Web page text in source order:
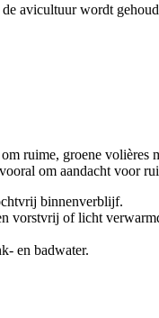
avicultuur wordt
ruime, groene volières
om aandacht voor
binnenverblijf.
vorstvrij of licht
en badwater.